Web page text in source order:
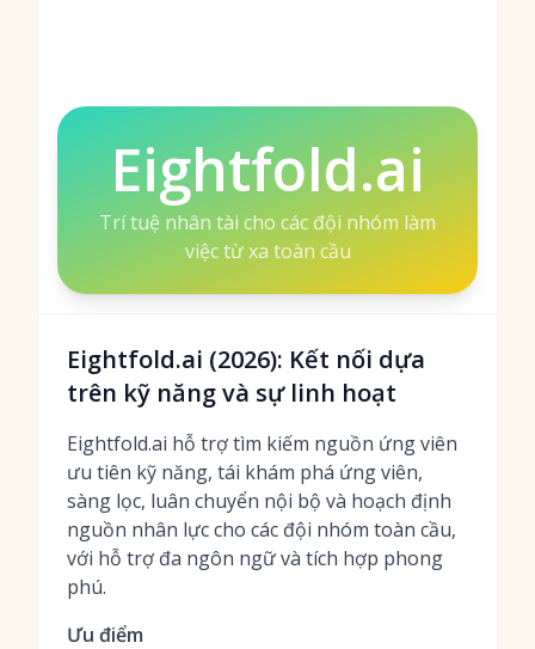
Eightfold.ai
Trí tuệ nhân tài cho các đội nhóm làm
việc từ xa toàn cầu
Eightfold.ai (2026): Kết nối dựa
trên kỹ năng và sự linh hoạt
Eightfold.ai hỗ trợ tìm kiếm nguồn ứng viên
ưu tiên kỹ năng, tái khám phá ứng viên,
sàng lọc, luân chuyển nội bộ và hoạch định
nguồn nhân lực cho các đội nhóm toàn cầu,
với hỗ trợ đa ngôn ngữ và tích hợp phong
phú.
Ưu điểm